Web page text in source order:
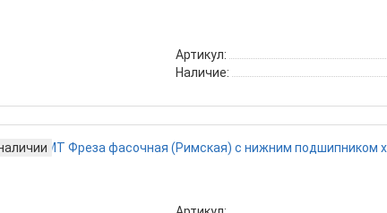
Артикул:
Наличие: